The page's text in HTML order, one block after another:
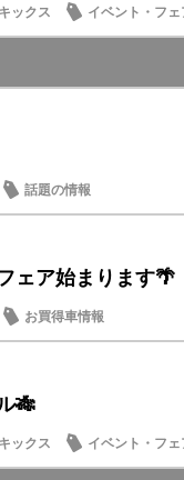
キックス イベント・フェ
話題の情報
ェア始まります🌴
お買得車情報
🎋
キックス イベント・フェ